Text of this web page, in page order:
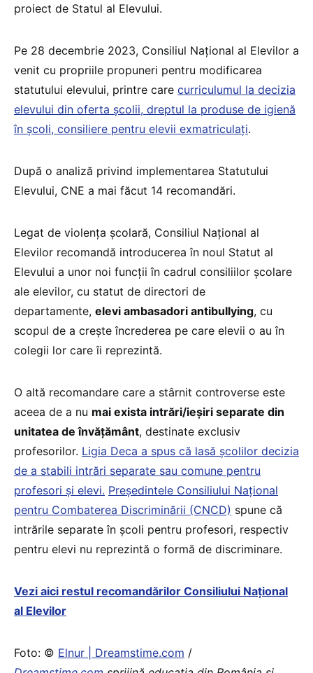
proiect de Statul al Elevului.
Pe 28 decembrie 2023, Consiliul Național al Elevilor a
venit cu propriile propuneri pentru modificarea
statutului elevului, printre care curriculumul la decizia
elevului din oferta școlii, dreptul la produse de igienă
în școli, consiliere pentru elevii exmatriculați.
După o analiză privind implementarea Statutului
Elevului, CNE a mai făcut 14 recomandări.
Legat de violența școlară, Consiliul Național al
Elevilor recomandă introducerea în noul Statut al
Elevului a unor noi funcții în cadrul consiliilor școlare
ale elevilor, cu statut de directori de
departamente, elevi ambasadori antibullying, cu
scopul de a crește încrederea pe care elevii o au în
colegii lor care îi reprezintă.
O altă recomandare care a stârnit controverse este
aceea de a nu mai exista intrări/ieșiri separate din
unitatea de învățământ, destinate exclusiv
profesorilor. Ligia Deca a spus că lasă școlilor decizia
de a stabili intrări separate sau comune pentru
profesori și elevi. Președintele Consiliului Național
pentru Combaterea Discriminării (CNCD) spune că
intrările separate în școli pentru profesori, respectiv
pentru elevi nu reprezintă o formă de discriminare.
Vezi aici restul recomandărilor Consiliului Național
al Elevilor
Foto: © Elnur | Dreamstime.com /